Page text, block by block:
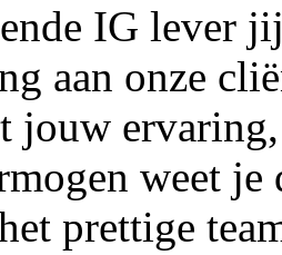
IG lever
aan onze
jouw
weet je
prettige